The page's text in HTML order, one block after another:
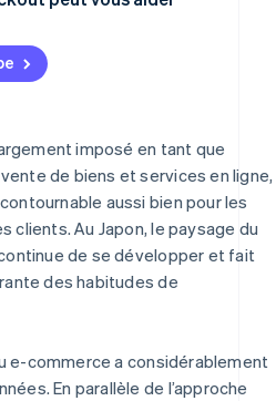
imposé en tant que
de biens et services en ligne,
aussi bien pour les
clients. Au Japon, le paysage du
de se développer et fait
des habitudes de
e-commerce a considérablement
En parallèle de l’approche